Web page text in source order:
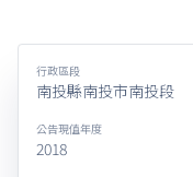
行政區段
南投縣南投市南投段
公告現值年度
2018